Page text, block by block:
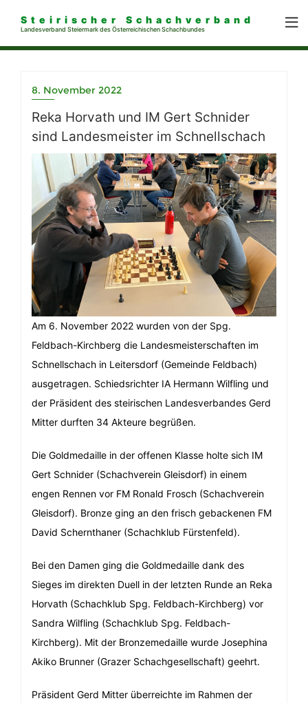
Steirischer Schachverband
Landesverband Steiermark des Österreichischen Schachbundes
8. November 2022
Reka Horvath und IM Gert Schnider
sind Landesmeister im Schnellschach
Am 6. November 2022 wurden von der Spg.
Feldbach-Kirchberg die Landesmeisterschaften im
Schnellschach in Leitersdorf (Gemeinde Feldbach)
ausgetragen. Schiedsrichter IA Hermann Wilfling und
der Präsident des steirischen Landesverbandes Gerd
Mitter durften 34 Akteure begrüßen.
Die Goldmedaille in der offenen Klasse holte sich IM
Gert Schnider (Schachverein Gleisdorf) in einem
engen Rennen vor FM Ronald Frosch (Schachverein
Gleisdorf). Bronze ging an den frisch gebackenen FM
David Schernthaner (Schachklub Fürstenfeld).
Bei den Damen ging die Goldmedaille dank des
Sieges im direkten Duell in der letzten Runde an Reka
Horvath (Schachklub Spg. Feldbach-Kirchberg) vor
Sandra Wilfling (Schachklub Spg. Feldbach-
Kirchberg). Mit der Bronzemedaille wurde Josephina
Akiko Brunner (Grazer Schachgesellschaft) geehrt.
Präsident Gerd Mitter überreichte im Rahmen der